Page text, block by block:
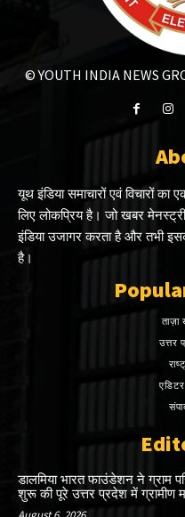
© YOUTH INDIA NEWS
यूथ इंडिया समाचारों एवं विचारों
लिए लोकप्रिय है। जो खबर
इंडिया उजागर करता है और तभी
है।
ताज़ा
उत्तर
डालमिया भारत फाउंडेशन ने ग्राम
शुरू की पूरे उत्तर प्रदेश में ग्रामीण